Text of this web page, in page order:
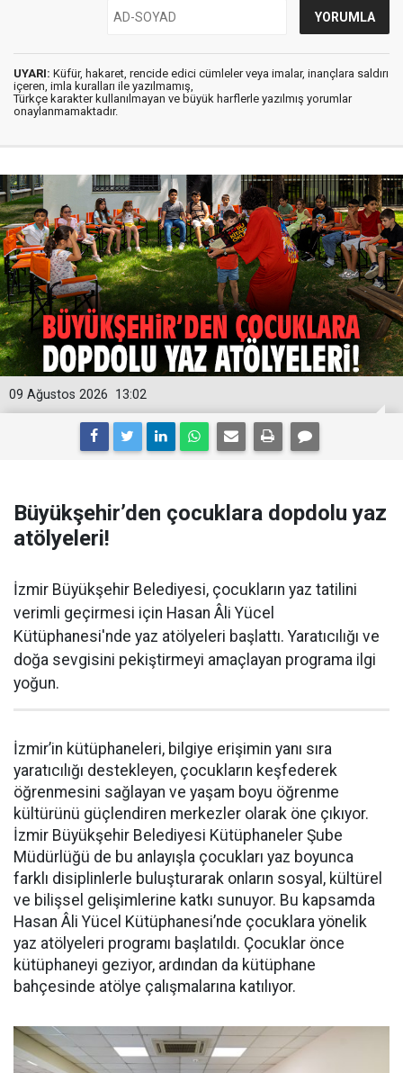
UYARI: Küfür, hakaret, rencide edici cümleler veya imalar, inançlara saldırı
içeren, imla kuralları ile yazılmamış,
Türkçe karakter kullanılmayan ve büyük harflerle yazılmış yorumlar
onaylanmamaktadır.
13:02
09 Ağustos 2026
Büyükşehir’den çocuklara dopdolu yaz
atölyeleri!
İzmir Büyükşehir Belediyesi, çocukların yaz tatilini
verimli geçirmesi için Hasan Âli Yücel
Kütüphanesi'nde yaz atölyeleri başlattı. Yaratıcılığı ve
doğa sevgisini pekiştirmeyi amaçlayan programa ilgi
yoğun.
İzmir’in kütüphaneleri, bilgiye erişimin yanı sıra
yaratıcılığı destekleyen, çocukların keşfederek
öğrenmesini sağlayan ve yaşam boyu öğrenme
kültürünü güçlendiren merkezler olarak öne çıkıyor.
İzmir Büyükşehir Belediyesi Kütüphaneler Şube
Müdürlüğü de bu anlayışla çocukları yaz boyunca
farklı disiplinlerle buluşturarak onların sosyal, kültürel
ve bilişsel gelişimlerine katkı sunuyor. Bu kapsamda
Hasan Âli Yücel Kütüphanesi’nde çocuklara yönelik
yaz atölyeleri programı başlatıldı. Çocuklar önce
kütüphaneyi geziyor, ardından da kütüphane
bahçesinde atölye çalışmalarına katılıyor.